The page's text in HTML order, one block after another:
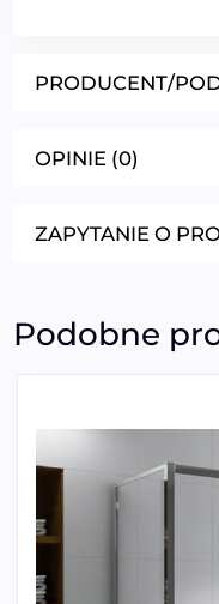
PRODUCENT/
OPINIE (0)
ZAPYTANIE O
Podobne